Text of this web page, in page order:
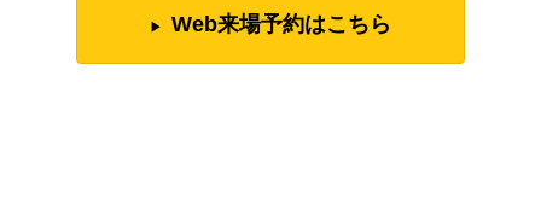
Web来場予約はこちら